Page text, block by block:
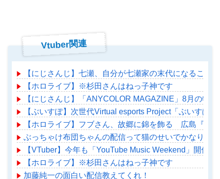
Vtuber関連
【にじさんじ】七瀬、自分が七瀬家の末代になること
【ホロライブ】※杉田さんはねっ子神です
【にじさんじ】「ANYCOLOR MAGAZINE」8月の特
【ぶいすぽ】次世代Virtual esports Project「ぶいすぽ
【ホロライブ】フブさん、故郷に錦を飾る 広島『み
ぶっちゃけ布団ちゃんの配信って猫のせいでかなり潰
【VTuber】今年も「YouTube Music Weekend」開催
【ホロライブ】※杉田さんはねっ子神です
加藤純一の面白い配信教えてくれ！